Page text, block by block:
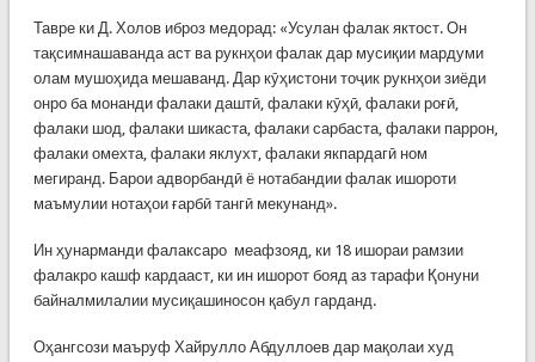
Тавре ки Д. Холов иброз медорад: «Усулан фалак яктост. Он
тақсимнашаванда аст ва рукнҳои фалак дар мусиқии мардуми
олам мушоҳида мешаванд. Дар кӯҳистони тоҷик рукнҳои зиёди
онро ба монанди фалаки даштӣ, фалаки кӯҳӣ, фалаки роғӣ,
фалаки шод, фалаки шикаста, фалаки сарбаста, фалаки паррон,
фалаки омехта, фалаки яклухт, фалаки якпардагӣ ном
мегиранд. Барои адворбандӣ ё нотабандии фалак ишороти
маъмулии нотаҳои ғарбӣ тангӣ мекунанд».
Ин ҳунарманди фалаксаро меафзояд, ки 18 ишораи рамзии
фалакро кашф кардааст, ки ин ишорот бояд аз тарафи Қонуни
байналмилалии мусиқашиносон қабул гарданд.
Оҳангсози маъруф Хайрулло Абдуллоев дар мақолаи худ